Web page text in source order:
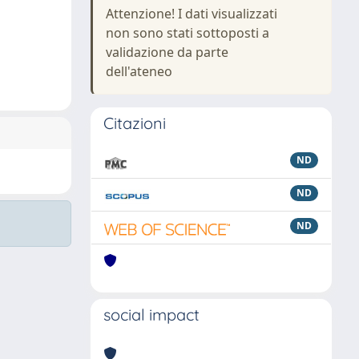
Attenzione! I dati visualizzati
non sono stati sottoposti a
validazione da parte
dell'ateneo
Citazioni
ND
ND
ND
social impact